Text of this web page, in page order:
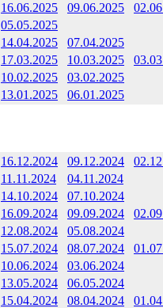
16.06.2025 09.06.2025
05.05.2025
14.04.2025
07.04.2025
17.03.2025 10.03.2025
10.02.2025
03.02.2025
13.01.2025 06.01.2025
16.12.2024 09.12.2024
11.11.2024
04.11.2024
14.10.2024
07.10.2024
16.09.2024 09.09.2024
12.08.2024
05.08.2024
15.07.2024 08.07.2024
10.06.2024
03.06.2024
13.05.2024
06.05.2024
15.04.2024 08.04.2024